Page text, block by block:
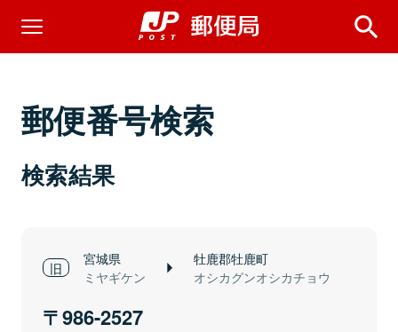
郵便番号検索
検索結果
宮城県
ミヤギケン
牡鹿郡牡鹿町
オシカグンオシカチョウ
986-2527